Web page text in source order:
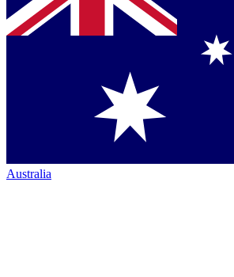
Australia